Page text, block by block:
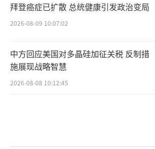
拜登癌症已扩散 总统健康引发政治变局
2026-08-09 10:07:02
中方回应美国对多晶硅加征关税 反制措
施展现战略智慧
2026-08-08 10:12:45